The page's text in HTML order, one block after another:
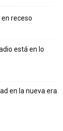
receso
está en lo
en la nueva era